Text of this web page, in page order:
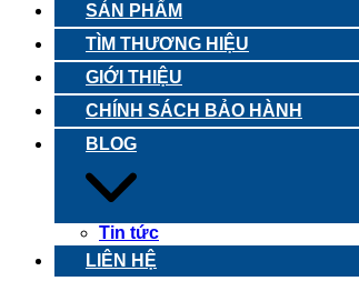
SẢN PHẨM
TÌM THƯƠNG HIỆU
GIỚI THIỆU
CHÍNH SÁCH BẢO HÀNH
BLOG
Tin tức
LIÊN HỆ